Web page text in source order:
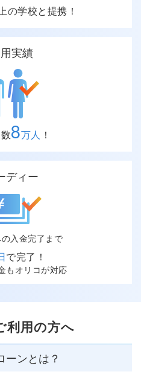
の学校と提携！
実績
8万人 ！
ディー
入金完了まで
で完了！
もオリコが対応
利用の方へ
ーンとは？